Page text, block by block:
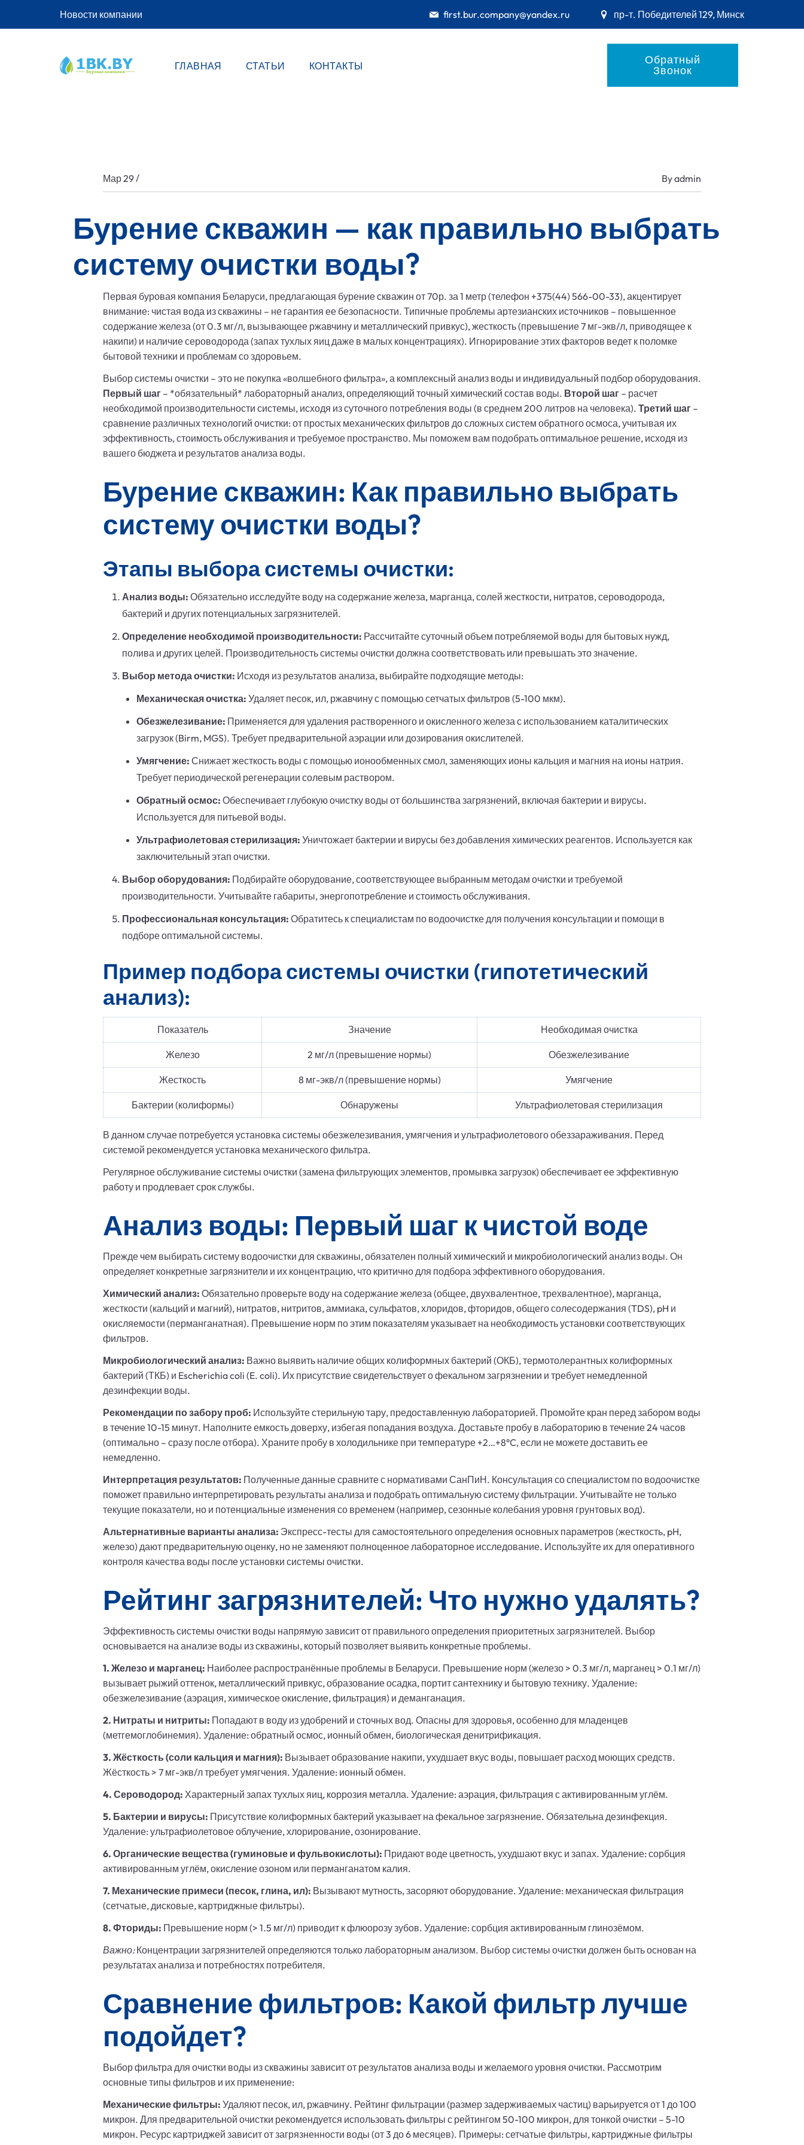
Новости компании first.bur.company@yandex.ru пр-т. Победителей 129, Минск
ГЛАВНАЯ СТАТЬИ КОНТАКТЫ Обратный
Звонок
Мар 29/ Byadmin
Бурение скважин — как правильно выбрать
систему очистки воды?
Первая буровая компания Беларуси, предлагающая бурение скважин от 70р. за 1 метр (телефон +375(44) 566-00-33), акцентирует
внимание: чистая вода из скважины – не гарантия ее безопасности. Типичные проблемы артезианских источников – повышенное
содержание железа (от 0.3 мг/л, вызывающее ржавчину и металлический привкус), жесткость (превышение 7 мг-экв/л, приводящее к
накипи) и наличие сероводорода (запах тухлых яиц даже в малых концентрациях). Игнорирование этих факторов ведет к поломке
бытовой техники и проблемам со здоровьем.
Выбор системы очистки – это не покупка «волшебного фильтра», а комплексный анализ воды и индивидуальный подбор оборудования.
Первый шаг – *обязательный* лабораторный анализ, определяющий точный химический состав воды. Второй шаг – расчет
необходимой производительности системы, исходя из суточного потребления воды (в среднем 200 литров на человека). Третий шаг –
сравнение различных технологий очистки: от простых механических фильтров до сложных систем обратного осмоса, учитывая их
эффективность, стоимость обслуживания и требуемое пространство. Мы поможем вам подобрать оптимальное решение, исходя из
вашего бюджета и результатов анализа воды.
Бурение скважин: Как правильно выбрать
систему очистки воды?
Этапы выбора системы очистки:
Анализ воды: Обязательно исследуйте воду на содержание железа, марганца, солей жесткости, нитратов, сероводорода,
бактерий и других потенциальных загрязнителей.
Определение необходимой производительности: Рассчитайте суточный объем потребляемой воды для бытовых нужд,
полива и других целей. Производительность системы очистки должна соответствовать или превышать это значение.
Выбор метода очистки: Исходя из результатов анализа, выбирайте подходящие методы:
Механическая очистка: Удаляет песок, ил, ржавчину с помощью сетчатых фильтров (5-100 мкм).
Обезжелезивание: Применяется для удаления растворенного и окисленного железа с использованием каталитических
загрузок (Birm, MGS). Требует предварительной аэрации или дозирования окислителей.
Умягчение: Снижает жесткость воды с помощью ионообменных смол, заменяющих ионы кальция и магния на ионы натрия.
Требует периодической регенерации солевым раствором.
Обратный осмос: Обеспечивает глубокую очистку воды от большинства загрязнений, включая бактерии и вирусы.
Используется для питьевой воды.
Ультрафиолетовая стерилизация: Уничтожает бактерии и вирусы без добавления химических реагентов. Используется как
заключительный этап очистки.
Выбор оборудования: Подбирайте оборудование, соответствующее выбранным методам очистки и требуемой
производительности. Учитывайте габариты, энергопотребление и стоимость обслуживания.
Профессиональная консультация: Обратитесь к специалистам по водоочистке для получения консультации и помощи в
подборе оптимальной системы.
Пример подбора системы очистки (гипотетический
анализ):
Показатель Значение Необходимая очистка
Железо 2 мг/л (превышение нормы) Обезжелезивание
Жесткость 8 мг-экв/л (превышение нормы) Умягчение
Бактерии (колиформы) Обнаружены Ультрафиолетовая стерилизация
В данном случае потребуется установка системы обезжелезивания, умягчения и ультрафиолетового обеззараживания. Перед
системой рекомендуется установка механического фильтра.
Регулярное обслуживание системы очистки (замена фильтрующих элементов, промывка загрузок) обеспечивает ее эффективную
работу и продлевает срок службы.
Анализ воды: Первый шаг к чистой воде
Прежде чем выбирать систему водоочистки для скважины, обязателен полный химический и микробиологический анализ воды. Он
определяет конкретные загрязнители и их концентрацию, что критично для подбора эффективного оборудования.
Химический анализ: Обязательно проверьте воду на содержание железа (общее, двухвалентное, трехвалентное), марганца,
жесткости (кальций и магний), нитратов, нитритов, аммиака, сульфатов, хлоридов, фторидов, общего солесодержания (TDS), pH и
окисляемости (перманганатная). Превышение норм по этим показателям указывает на необходимость установки соответствующих
фильтров.
Микробиологический анализ: Важно выявить наличие общих колиформных бактерий (ОКБ), термотолерантных колиформных
бактерий (ТКБ) и Escherichia coli (E. coli). Их присутствие свидетельствует о фекальном загрязнении и требует немедленной
дезинфекции воды.
Рекомендации по забору проб: Используйте стерильную тару, предоставленную лабораторией. Промойте кран перед забором воды
в течение 10-15 минут. Наполните емкость доверху, избегая попадания воздуха. Доставьте пробу в лабораторию в течение 24 часов
(оптимально – сразу после отбора). Храните пробу в холодильнике при температуре +2…+8°C, если не можете доставить ее
немедленно.
Интерпретация результатов: Полученные данные сравните с нормативами СанПиН. Консультация со специалистом по водоочистке
поможет правильно интерпретировать результаты анализа и подобрать оптимальную систему фильтрации. Учитывайте не только
текущие показатели, но и потенциальные изменения со временем (например, сезонные колебания уровня грунтовых вод).
Альтернативные варианты анализа: Экспресс-тесты для самостоятельного определения основных параметров (жесткость, pH,
железо) дают предварительную оценку, но не заменяют полноценное лабораторное исследование. Используйте их для оперативного
контроля качества воды после установки системы очистки.
Рейтинг загрязнителей: Что нужно удалять?
Эффективность системы очистки воды напрямую зависит от правильного определения приоритетных загрязнителей. Выбор
основывается на анализе воды из скважины, который позволяет выявить конкретные проблемы.
1. Железо и марганец: Наиболее распространённые проблемы в Беларуси. Превышение норм (железо > 0.3 мг/л, марганец > 0.1 мг/л)
вызывает рыжий оттенок, металлический привкус, образование осадка, портит сантехнику и бытовую технику. Удаление:
обезжелезивание (аэрация, химическое окисление, фильтрация) и деманганация.
2. Нитраты и нитриты: Попадают в воду из удобрений и сточных вод. Опасны для здоровья, особенно для младенцев
(метгемоглобинемия). Удаление: обратный осмос, ионный обмен, биологическая денитрификация.
3. Жёсткость (соли кальция и магния): Вызывает образование накипи, ухудшает вкус воды, повышает расход моющих средств.
Жёсткость > 7 мг-экв/л требует умягчения. Удаление: ионный обмен.
4. Сероводород: Характерный запах тухлых яиц, коррозия металла. Удаление: аэрация, фильтрация с активированным углём.
5. Бактерии и вирусы: Присутствие колиформных бактерий указывает на фекальное загрязнение. Обязательна дезинфекция.
Удаление: ультрафиолетовое облучение, хлорирование, озонирование.
6. Органические вещества (гуминовые и фульвокислоты): Придают воде цветность, ухудшают вкус и запах. Удаление: сорбция
активированным углём, окисление озоном или перманганатом калия.
7. Механические примеси (песок, глина, ил): Вызывают мутность, засоряют оборудование. Удаление: механическая фильтрация
(сетчатые, дисковые, картриджные фильтры).
8. Фториды: Превышение норм (> 1.5 мг/л) приводит к флюорозу зубов. Удаление: сорбция активированным глинозёмом.
Важно:Концентрации загрязнителей определяются только лабораторным анализом. Выбор системы очистки должен быть основан на
результатах анализа и потребностях потребителя.
Сравнение фильтров: Какой фильтр лучше
подойдет?
Выбор фильтра для очистки воды из скважины зависит от результатов анализа воды и желаемого уровня очистки. Рассмотрим
основные типы фильтров и их применение:
Механические фильтры: Удаляют песок, ил, ржавчину. Рейтинг фильтрации (размер задерживаемых частиц) варьируется от 1 до 100
микрон. Для предварительной очистки рекомендуется использовать фильтры с рейтингом 50-100 микрон, для тонкой очистки – 5-10
микрон. Ресурс картриджей зависит от загрязненности воды (от 3 до 6 месяцев). Примеры: сетчатые фильтры, картриджные фильтры